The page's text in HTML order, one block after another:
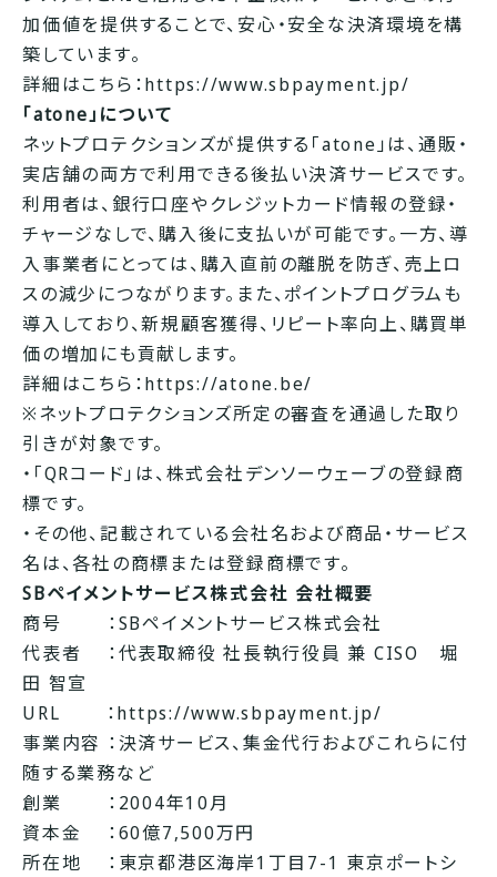
加価値を提供することで、安心・安全な決済環境を構
築しています。
詳細はこちら：https://www.sbpayment.jp/
「atone」について
ネットプロテクションズが提供する「atone」は、通販・
実店舗の両方で利用できる後払い決済サービスです。
利用者は、銀行口座やクレジットカード情報の登録・
チャージなしで、購入後に支払いが可能です。一方、導
入事業者にとっては、購入直前の離脱を防ぎ、売上ロ
スの減少につながります。また、ポイントプログラムも
導入しており、新規顧客獲得、リピート率向上、購買単
価の増加にも貢献します。
詳細はこちら：https://atone.be/
※ネットプロテクションズ所定の審査を通過した取り
引きが対象です。
・「QRコード」は、株式会社デンソーウェーブの登録商
標です。
・その他、記載されている会社名および商品・サービス
名は、各社の商標または登録商標です。
SBペイメントサービス株式会社 会社概要
商号 ：SBペイメントサービス株式会社
代表者 ：代表取締役 社長執行役員 兼 CISO 堀
田 智宣
URL ：https://www.sbpayment.jp/
事業内容 ：決済サービス、集金代行およびこれらに付
随する業務など
創業 ：2004年10月
資本金 ：60億7,500万円
所在地 ：東京都港区海岸1丁目7-1 東京ポートシ